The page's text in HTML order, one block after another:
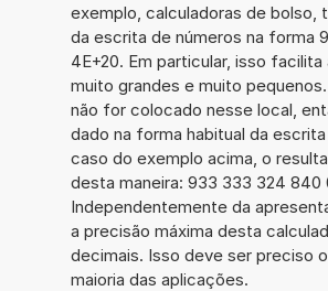
exemplo, calculadoras de bolso,
da escrita de números na forma
4E+20. Em particular, isso
muito grandes e muito
não for colocado nesse local,
dado na forma habitual da
caso do exemplo acima, o
desta maneira: 933 333 324 840
Independentemente da
a precisão máxima desta
decimais. Isso deve ser preciso
maioria das aplicações.